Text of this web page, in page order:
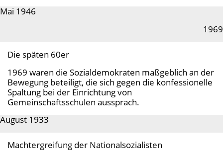
Mai 1946
1969
Die späten 60er
1969 waren die Sozialdemokraten maßgeblich an der
Bewegung beteiligt, die sich gegen die konfessionelle
Spaltung bei der Einrichtung von
Gemeinschaftsschulen aussprach.
August 1933
Machtergreifung der Nationalsozialisten